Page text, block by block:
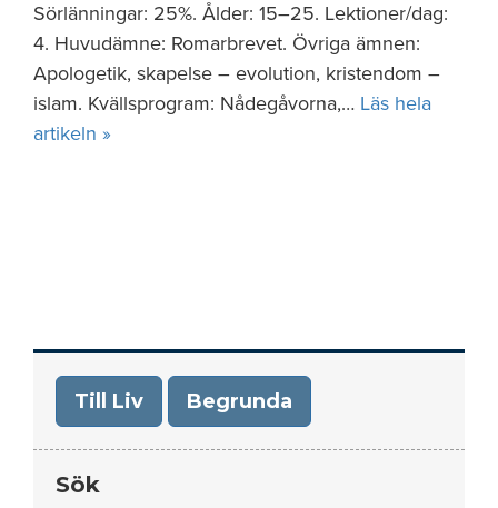
Sörlänningar: 25%. Ålder: 15–25. Lektioner/dag:
4. Huvudämne: Romarbrevet. Övriga ämnen:
Apologetik, skapelse – evolution, kristendom –
islam. Kvällsprogram: Nådegåvorna,… Läs hela
artikeln »
Till Liv Begrunda
Sök